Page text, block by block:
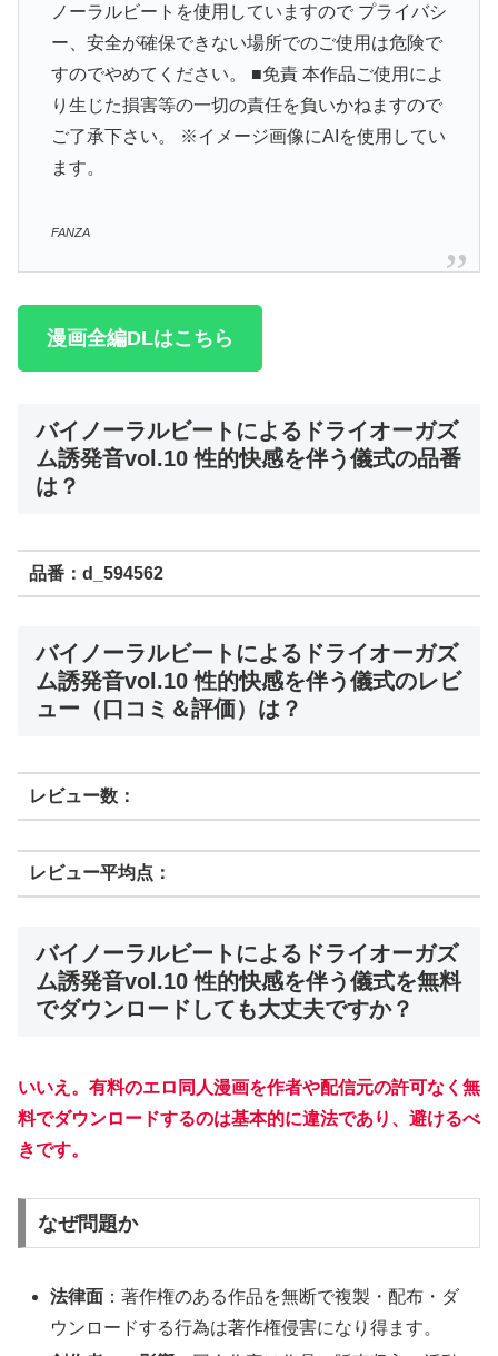
ノーラルビートを使用していますので プライバシ
ー、安全が確保できない場所でのご使用は危険で
すのでやめてください。 ■免責 本作品ご使用によ
り生じた損害等の一切の責任を負いかねますので
ご了承下さい。 ※イメージ画像にAIを使用してい
ます。
FANZA
漫画全編DLはこちら
バイノーラルビートによるドライオーガズ
ム誘発音vol.10 性的快感を伴う儀式の品番
は？
品番：d_594562
バイノーラルビートによるドライオーガズ
ム誘発音vol.10 性的快感を伴う儀式のレビ
ュー（口コミ＆評価）は？
レビュー数：
レビュー平均点：
バイノーラルビートによるドライオーガズ
ム誘発音vol.10 性的快感を伴う儀式を無料
でダウンロードしても大丈夫ですか？
いいえ。有料のエロ同人漫画を作者や配信元の許可なく無
料でダウンロードするのは基本的に違法であり、避けるべ
きです。
なぜ問題か
法律面 ：著作権のある作品を無断で複製・配布・ダ
ウンロードする行為は著作権侵害になり得ます。